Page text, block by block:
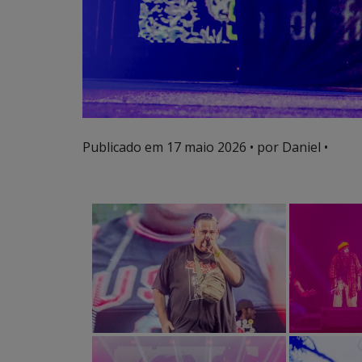
Publicado em 17 maio 2026 • por Daniel •